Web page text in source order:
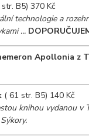
B5) 370 Kč
technologie a
...
Apollonia z
( 61 str. B5) 140 Kč
knihou vydanou v